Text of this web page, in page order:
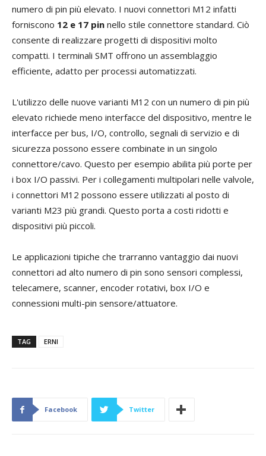
numero di pin più elevato. I nuovi connettori M12 infatti
forniscono 12 e 17 pin nello stile connettore standard. Ciò
consente di realizzare progetti di dispositivi molto
compatti. I terminali SMT offrono un assemblaggio
efficiente, adatto per processi automatizzati.
L'utilizzo delle nuove varianti M12 con un numero di pin più
elevato richiede meno interfacce del dispositivo, mentre le
interfacce per bus, I/O, controllo, segnali di servizio e di
sicurezza possono essere combinate in un singolo
connettore/cavo. Questo per esempio abilita più porte per
i box I/O passivi. Per i collegamenti multipolari nelle valvole,
i connettori M12 possono essere utilizzati al posto di
varianti M23 più grandi. Questo porta a costi ridotti e
dispositivi più piccoli.
Le applicazioni tipiche che trarranno vantaggio dai nuovi
connettori ad alto numero di pin sono sensori complessi,
telecamere, scanner, encoder rotativi, box I/O e
connessioni multi-pin sensore/attuatore.
TAG ERNI
Facebook Twitter